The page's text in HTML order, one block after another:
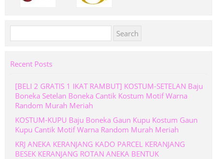
for:
Recent Posts
[BELI 2 GRATIS 1 IKAT RAMBUT] KOSTUM-SETELAN Baju
Boneka Setelan Boneka Cantik Kostum Motif Warna
Random Murah Meriah
KOSTUM-KUPU Baju Boneka Gaun Kupu Kostum Gaun
Kupu Cantik Motif Warna Random Murah Meriah
KRJ ANEKA KERANJANG KADO PARCEL KERANJANG
BESEK KERANJANG ROTAN ANEKA BENTUK